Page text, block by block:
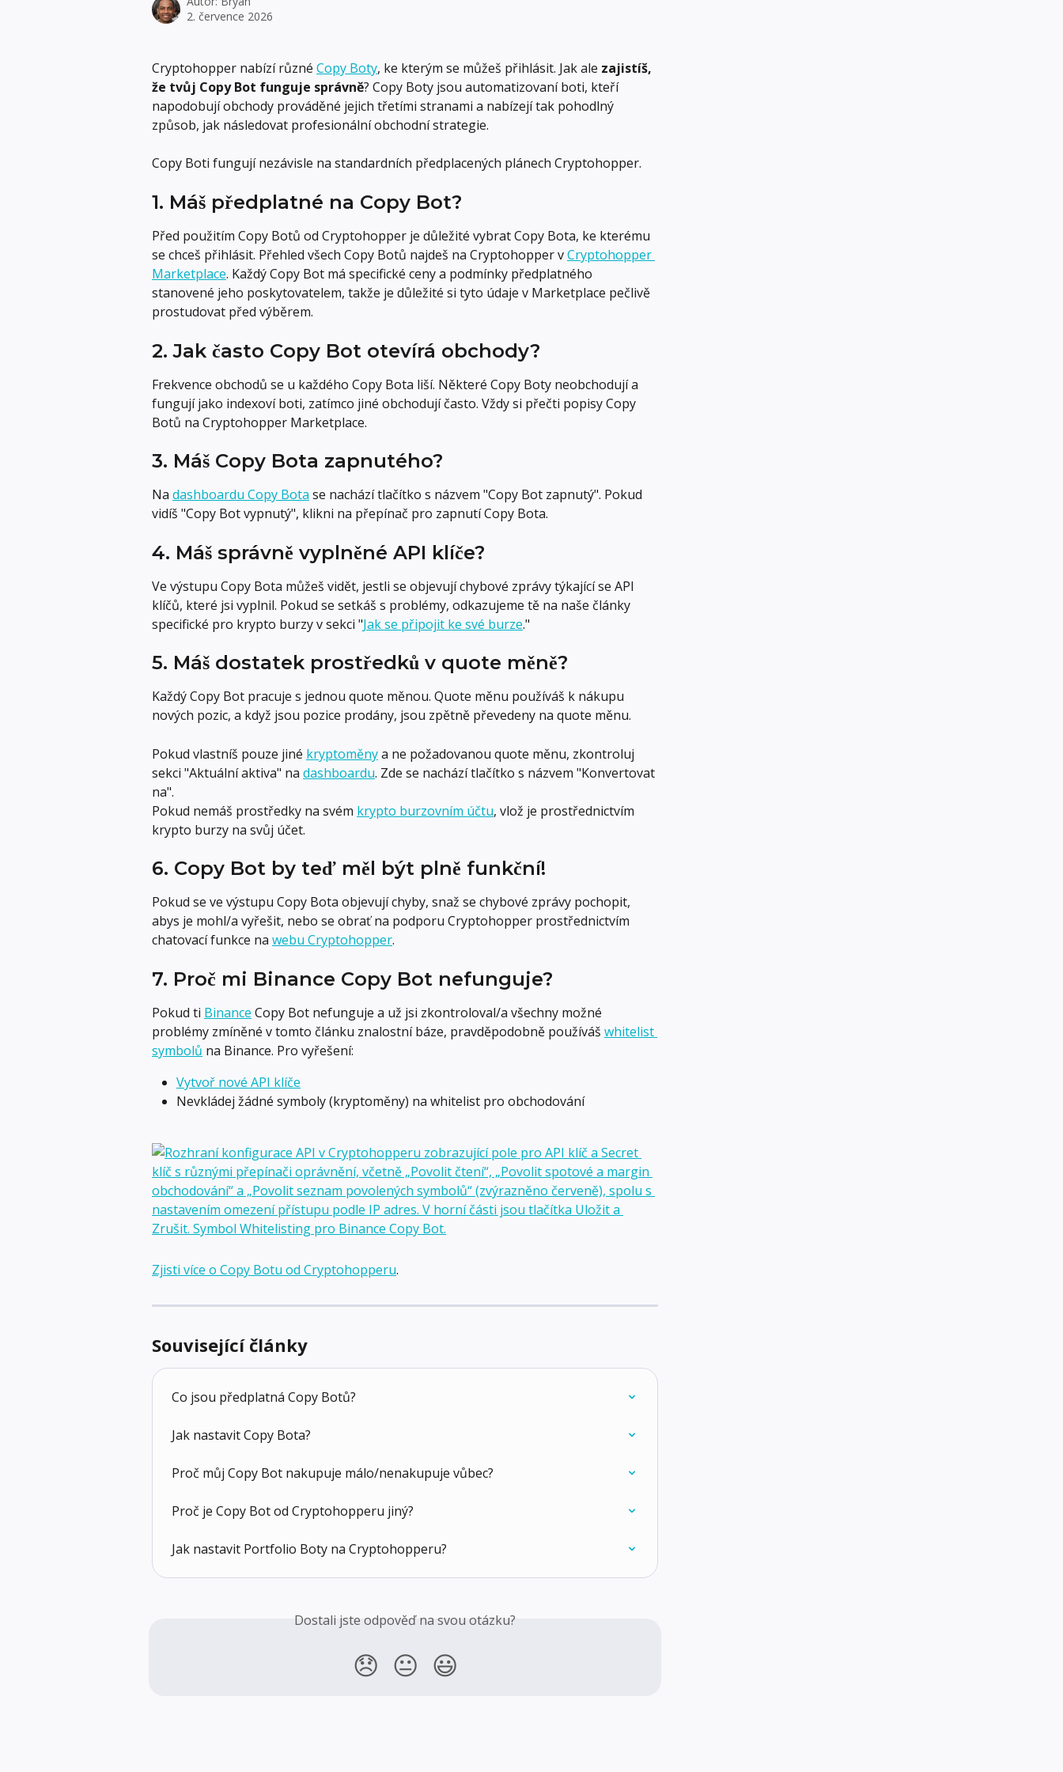
2. července 2026
Cryptohopper nabízí různé Copy Boty, ke kterým se můžeš přihlásit. Jak ale zajistíš,
že tvůj Copy Bot funguje správně? Copy Boty jsou automatizovaní boti, kteří
napodobují obchody prováděné jejich třetími stranami a nabízejí tak pohodlný
způsob, jak následovat profesionální obchodní strategie.
Copy Boti fungují nezávisle na standardních předplacených plánech Cryptohopper.
1. Máš předplatné na Copy Bot?
Před použitím Copy Botů od Cryptohopper je důležité vybrat Copy Bota, ke kterému
se chceš přihlásit. Přehled všech Copy Botů najdeš na Cryptohopper v Cryptohopper
Marketplace. Každý Copy Bot má specifické ceny a podmínky předplatného
stanovené jeho poskytovatelem, takže je důležité si tyto údaje v Marketplace pečlivě
prostudovat před výběrem.
2. Jak často Copy Bot otevírá obchody?
Frekvence obchodů se u každého Copy Bota liší. Některé Copy Boty neobchodují a
fungují jako indexoví boti, zatímco jiné obchodují často. Vždy si přečti popisy Copy
Botů na Cryptohopper Marketplace.
3. Máš Copy Bota zapnutého?
Na dashboardu Copy Bota se nachází tlačítko s názvem "Copy Bot zapnutý". Pokud
vidíš "Copy Bot vypnutý", klikni na přepínač pro zapnutí Copy Bota.
4. Máš správně vyplněné API klíče?
Ve výstupu Copy Bota můžeš vidět, jestli se objevují chybové zprávy týkající se API
klíčů, které jsi vyplnil. Pokud se setkáš s problémy, odkazujeme tě na naše články
specifické pro krypto burzy v sekci "Jak se připojit ke své burze."
5. Máš dostatek prostředků v quote měně?
Každý Copy Bot pracuje s jednou quote měnou. Quote měnu používáš k nákupu
nových pozic, a když jsou pozice prodány, jsou zpětně převedeny na quote měnu.
Pokud vlastníš pouze jiné kryptoměny a ne požadovanou quote měnu, zkontroluj
sekci "Aktuální aktiva" na dashboardu. Zde se nachází tlačítko s názvem "Konvertovat
na".
Pokud nemáš prostředky na svém krypto burzovním účtu, vlož je prostřednictvím
krypto burzy na svůj účet.
6. Copy Bot by teď měl být plně funkční!
Pokud se ve výstupu Copy Bota objevují chyby, snaž se chybové zprávy pochopit,
abys je mohl/a vyřešit, nebo se obrať na podporu Cryptohopper prostřednictvím
chatovací funkce na webu Cryptohopper.
7. Proč mi Binance Copy Bot nefunguje?
Pokud ti Binance Copy Bot nefunguje a už jsi zkontroloval/a všechny možné
problémy zmíněné v tomto článku znalostní báze, pravděpodobně používáš whitelist
symbolů na Binance. Pro vyřešení:
Vytvoř nové API klíče
Nevkládej žádné symboly (kryptoměny) na whitelist pro obchodování
Zjisti více o Copy Botu od Cryptohopperu.
Související články
Co jsou předplatná Copy Botů?
Jak nastavit Copy Bota?
Proč můj Copy Bot nakupuje málo/nenakupuje vůbec?
Proč je Copy Bot od Cryptohopperu jiný?
Jak nastavit Portfolio Boty na Cryptohopperu?
Dostali jste odpověď na svou otázku?
😞 😐 😃